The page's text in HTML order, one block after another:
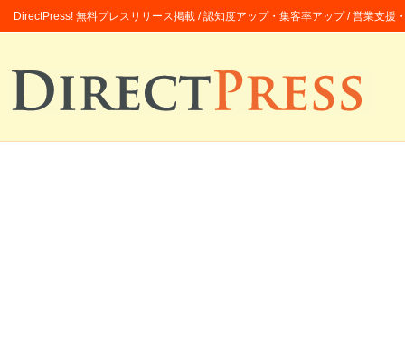
DirectPress! 無料プレスリリース掲載 / 認知度アップ・集客率アップ / 営業支援